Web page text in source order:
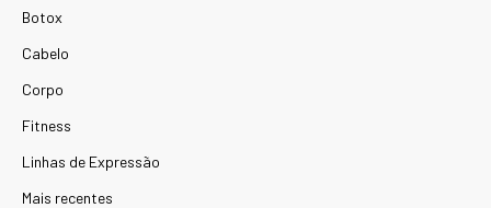
Botox
Cabelo
Corpo
Fitness
Linhas de Expressão
Mais recentes